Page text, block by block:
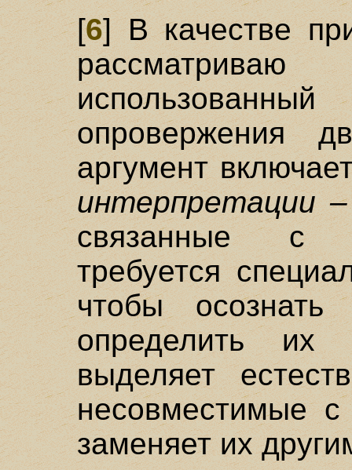
[6] В качестве
опровержения
аргумент
интерпретации
связанные с
требуется
чтобы
определить их
выделяет
несовместимые
заменяет их